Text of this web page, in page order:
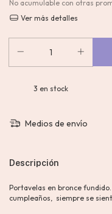
No acumulable con otras
Ver más detalles
3 en stock
Medios de envío
Descripción
Portavelas en bronce
cumpleaños, siempre se